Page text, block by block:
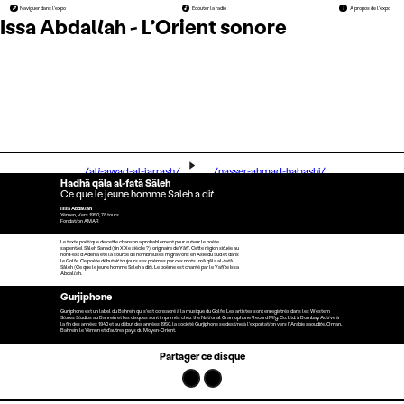
Issa Abdallah - L’Orient sonore
../ali-awad-al-jarrash/
../nasser-ahmad-habashi/
Hadhâ qâla al-fatâ Sâleh
Ce que le jeune homme Saleh a dit
Issa Abdallah
Yémen, Vers 1950, 78 tours
Fondation AMAR
Le texte poétique de cette chanson a probablement pour auteur le poète
sapientiel Sâleh Sanad (fin XIXe siècle ?), originaire de Yâfi’. Cette région située au
nord-est d’Aden a été la source de nombreuses migrations en Asie du Sud et dans
le Golfe. Ce poète débutait toujours ses poèmes par ces mots : mâ qâla al-fatâ
Sâleh (Ce que le jeune homme Saleh a dit). Le poème est chanté par le Yafi’te Issa
Abdallah.
Gurjiphone
Gurjiphone est un label du Bahreïn qui s’est consacré à la musique du Golfe. Les artistes sont enregistrés dans les Western
Stores Studios au Bahreïn et les disques sont imprimés chez the National Gramophone Record Mfg. Co. Ltd. à Bombay. Active à
la fin des années 1940 et au début des années 1950, la société Gurjiphone se destine à l’exportation vers l’Arabie saoudite, Oman,
Bahreïn, le Yémen et d’autres pays du Moyen-Orient.
Partager ce disque
Naviguer dans l’expo Écouter la radio À propos de l’expo